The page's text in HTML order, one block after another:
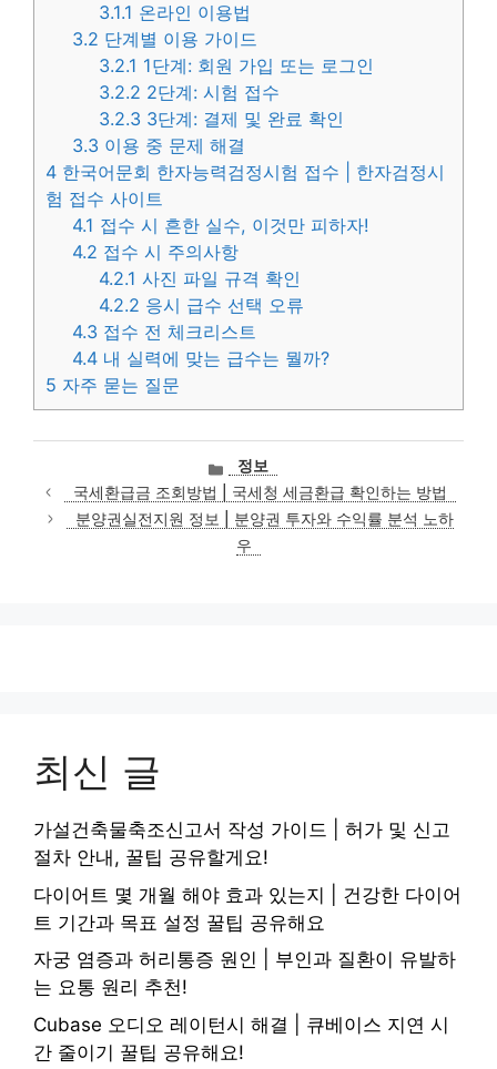
3.1.1 온라인 이용법
3.2 단계별 이용 가이드
3.2.1 1단계: 회원 가입 또는 로그인
3.2.2 2단계: 시험 접수
3.2.3 3단계: 결제 및 완료 확인
3.3 이용 중 문제 해결
4 한국어문회 한자능력검정시험 접수 | 한자검정시
험 접수 사이트
4.1 접수 시 흔한 실수, 이것만 피하자!
4.2 접수 시 주의사항
4.2.1 사진 파일 규격 확인
4.2.2 응시 급수 선택 오류
4.3 접수 전 체크리스트
4.4 내 실력에 맞는 급수는 뭘까?
5 자주 묻는 질문
카
테
고
리
정보
국세환급금 조회방법 | 국세청 세금환급 확인하는 방법
분양권실전지원 정보 | 분양권 투자와 수익률 분석 노하
우
최신 글
가설건축물축조신고서 작성 가이드 | 허가 및 신고
절차 안내, 꿀팁 공유할게요!
다이어트 몇 개월 해야 효과 있는지 | 건강한 다이어
트 기간과 목표 설정 꿀팁 공유해요
자궁 염증과 허리통증 원인 | 부인과 질환이 유발하
는 요통 원리 추천!
Cubase 오디오 레이턴시 해결 | 큐베이스 지연 시
간 줄이기 꿀팁 공유해요!